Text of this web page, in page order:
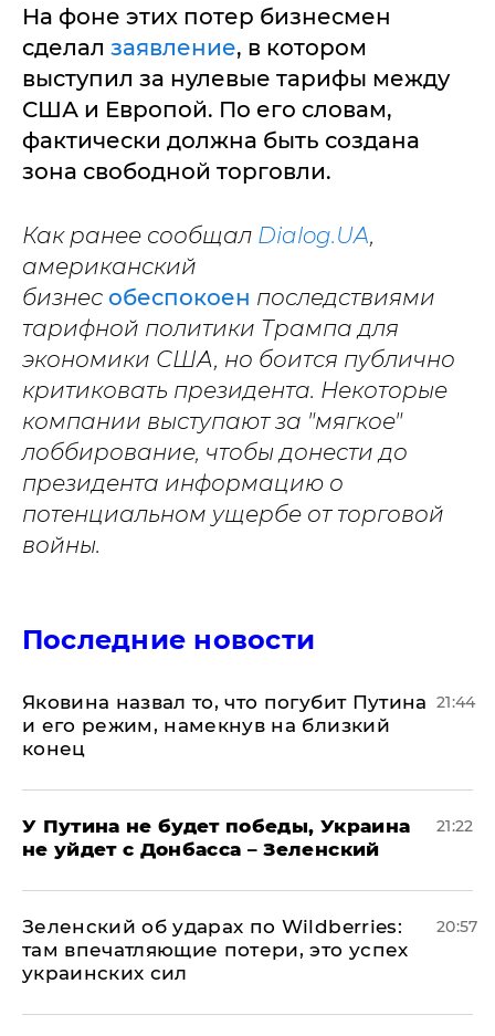
На фоне этих потер бизнесмен
сделал заявление, в котором
выступил за нулевые тарифы между
США и Европой. По его словам,
фактически должна быть создана
зона свободной торговли.
Как ранее сообщал Dialog.UA,
американский
бизнес обеспокоен последствиями
тарифной политики Трампа для
экономики США, но боится публично
критиковать президента. Некоторые
компании выступают за "мягкое"
лоббирование, чтобы донести до
президента информацию о
потенциальном ущербе от торговой
войны.
Последние новости
Яковина назвал то, что погубит Путина
и его режим, намекнув на близкий
конец
21:44
У Путина не будет победы, Украина
не уйдет с Донбасса – Зеленский
21:22
Зеленский об ударах по Wildberries:
там впечатляющие потери, это успех
украинских сил
20:57